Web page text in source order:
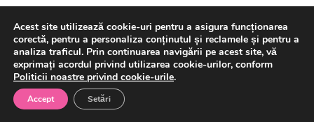
Transgaz și Argent LNG
semnează un Memorandum de
Înțelegere privind investiția
strategică de capital, avansând
Acest site utilizează cookie-uri pentru a asigura funcționarea
corectă, pentru a personaliza conținutul și reclamele și pentru a
analiza traficul. Prin continuarea navigării pe acest site, vă
exprimați acordul privind utilizarea cookie-urilor, conform
Politicii noastre privind cookie-urile.
Accept Setări